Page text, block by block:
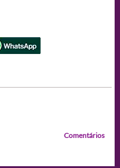
Comentários